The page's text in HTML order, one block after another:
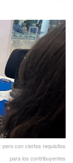
pero con ciertos requisitos
para los contribuyentes